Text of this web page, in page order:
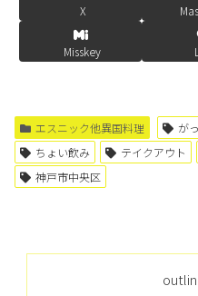
X
Misskey
エスニック他異国料理 が
ちょい飲み
テイクアウト
神戸市中央区